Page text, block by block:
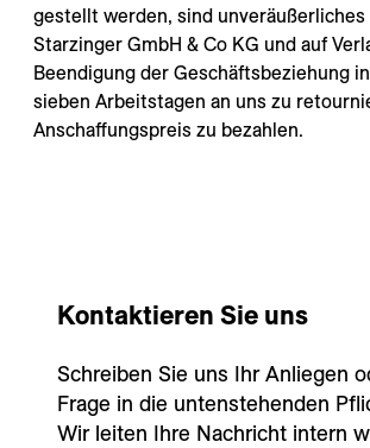
gestellt werden, sind
Starzinger GmbH & Co KG und auf
Beendigung der Geschäftsbeziehung
sieben Arbeitstagen an uns zu
Anschaffungspreis zu bezahlen.
Kontaktieren Sie uns
Schreiben Sie uns Ihr Anliegen
Frage in die untenstehenden
Wir leiten Ihre Nachricht intern